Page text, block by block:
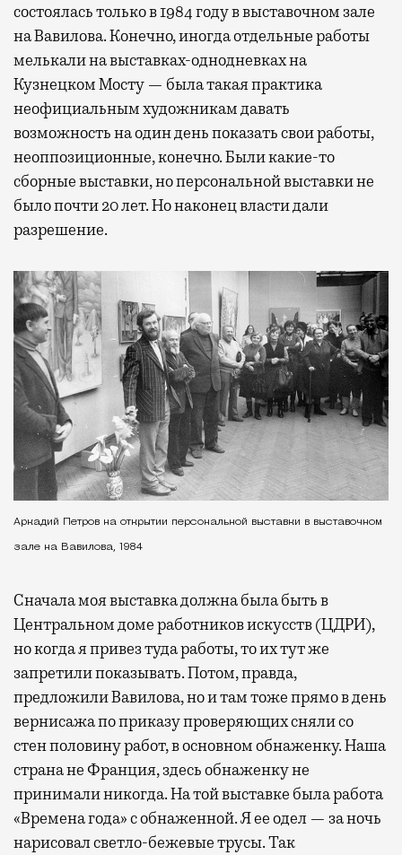
состоялась только в 1984 году в выставочном зале
на Вавилова. Конечно, иногда отдельные работы
мелькали на выставках-однодневках на
Кузнецком Мосту — была такая практика
неофициальным художникам давать
возможность на один день показать свои работы,
неоппозиционные, конечно. Были какие-то
сборные выставки, но персональной выставки не
было почти 20 лет. Но наконец власти дали
разрешение.
Аркадий Петров на открытии персональной выставки в выставочном
зале на Вавилова, 1984
Сначала моя выставка должна была быть в
Центральном доме работников искусств (ЦДРИ),
но когда я привез туда работы, то их тут же
запретили показывать. Потом, правда,
предложили Вавилова, но и там тоже прямо в день
вернисажа по приказу проверяющих сняли со
стен половину работ, в основном обнаженку. Наша
страна не Франция, здесь обнаженку не
принимали никогда. На той выставке была работа
«Времена года» с обнаженной. Я ее одел — за ночь
нарисовал светло-бежевые трусы. Так